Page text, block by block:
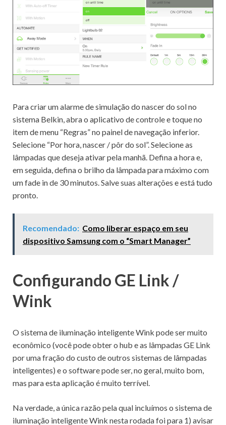
Para criar um alarme de simulação do nascer do sol no
sistema Belkin, abra o aplicativo de controle e toque no
item de menu “Regras” no painel de navegação inferior.
Selecione “Por hora, nascer / pôr do sol”.Selecione as
lâmpadas que deseja ativar pela manhã. Defina a hora e,
em seguida, defina o brilho da lâmpada para máximo com
um fade in de 30 minutos.Salve suas alterações e está tudo
pronto.
Recomendado: Como liberar espaço em seu
dispositivo Samsung com o “Smart Manager”
Configurando GE Link /
Wink
O sistema de iluminação inteligente Wink pode ser muito
econômico (você pode obter o hub e as lâmpadas GE Link
por uma fração do custo de outros sistemas de lâmpadas
inteligentes) e o software pode ser, no geral, muito bom,
mas para esta aplicação é muito terrível.
Na verdade, a única razão pela qual incluímos o sistema de
iluminação inteligente Wink nesta rodada foi para 1) avisar